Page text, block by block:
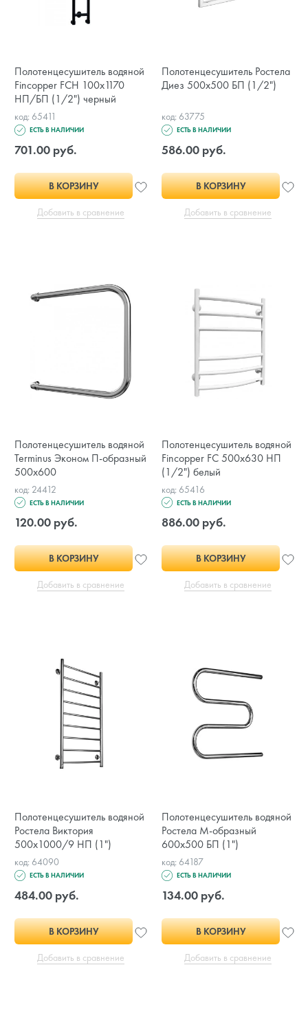
Полотенцесушитель водяной
Fincopper FCH 100х1170
НП/БП (1/2") черный
код: 65411
ЕСТЬ В НАЛИЧИИ
701.00 руб.
В КОРЗИНУ
Добавить в сравнение
Полотенцесушитель Ростела
Диез 500x500 БП (1/2")
код: 63775
ЕСТЬ В НАЛИЧИИ
586.00 руб.
В КОРЗИНУ
Добавить в сравнение
Полотенцесушитель водяной
Terminus Эконом П-образный
500x600
код: 24412
ЕСТЬ В НАЛИЧИИ
120.00 руб.
В КОРЗИНУ
Добавить в сравнение
Полотенцесушитель водяной
Fincopper FC 500х630 НП
(1/2") белый
код: 65416
ЕСТЬ В НАЛИЧИИ
886.00 руб.
В КОРЗИНУ
Добавить в сравнение
Полотенцесушитель водяной
Ростела Виктория
500х1000/9 НП (1")
код: 64090
ЕСТЬ В НАЛИЧИИ
484.00 руб.
В КОРЗИНУ
Добавить в сравнение
Полотенцесушитель водяной
Ростела М-образный
600x500 БП (1")
код: 64187
ЕСТЬ В НАЛИЧИИ
134.00 руб.
В КОРЗИНУ
Добавить в сравнение